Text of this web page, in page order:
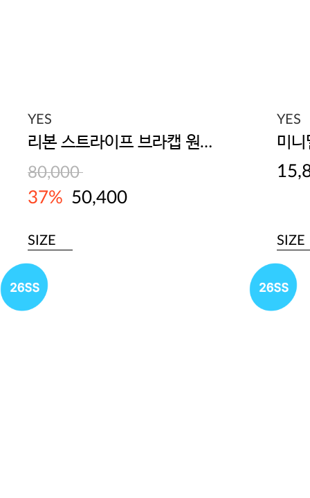
YES
리본 스트라이프 브라캡 원피스
80,000
37% 50,400
SIZE
YES
미니
SIZE